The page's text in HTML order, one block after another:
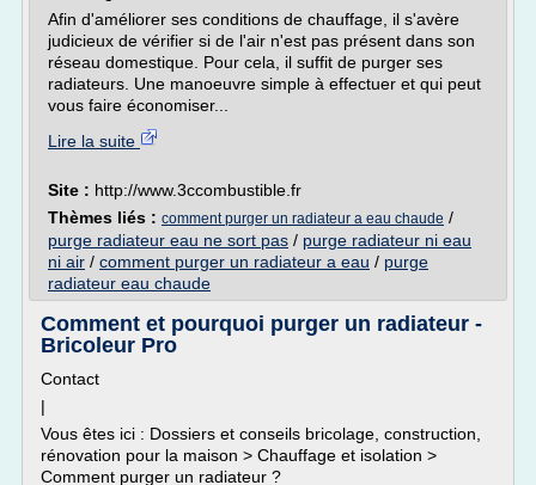
Afin d'améliorer ses conditions de chauffage, il s'avère
judicieux de vérifier si de l'air n'est pas présent dans son
réseau domestique. Pour cela, il suffit de purger ses
radiateurs. Une manoeuvre simple à effectuer et qui peut
vous faire économiser...
Lire la suite
Site : http://www.3ccombustible.fr
Thèmes liés : comment purger un radiateur a eau chaude /
purge radiateur eau ne sort pas / purge radiateur ni eau
ni air / comment purger un radiateur a eau / purge
radiateur eau chaude
Comment et pourquoi purger un radiateur -
Bricoleur Pro
Contact
|
Vous êtes ici : Dossiers et conseils bricolage, construction,
rénovation pour la maison > Chauffage et isolation >
Comment purger un radiateur ?